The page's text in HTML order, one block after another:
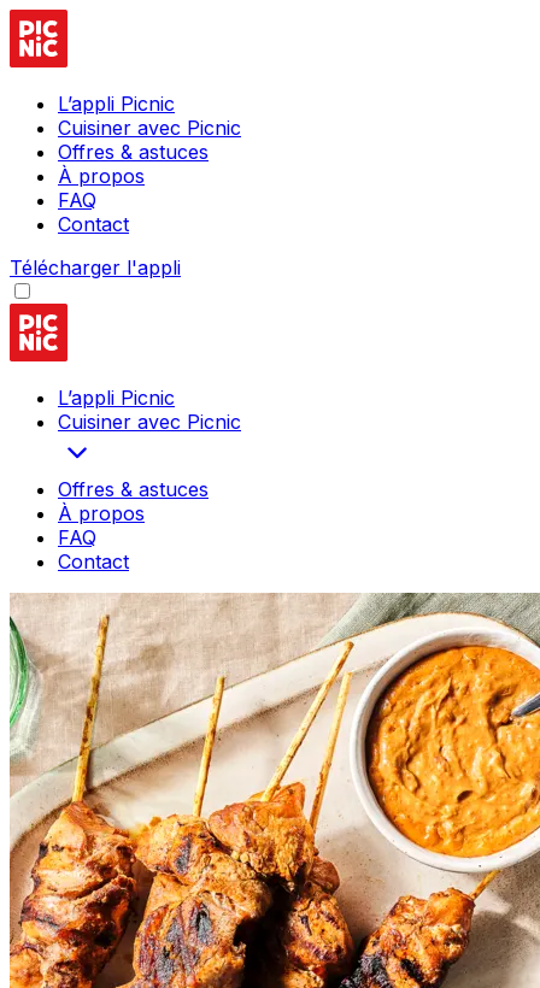
L’appli Picnic
Cuisiner avec Picnic
Offres & astuces
À propos
FAQ
Contact
Télécharger l'appli
L’appli Picnic
Cuisiner avec Picnic
Offres & astuces
À propos
FAQ
Contact